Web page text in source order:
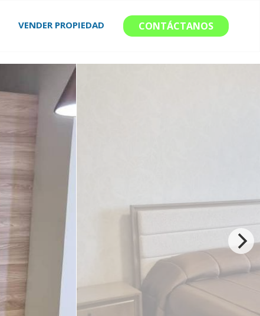
VENDER PROPIEDAD CONTÁCTANOS